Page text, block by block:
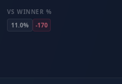
VS WINNER %
11.0%
-170